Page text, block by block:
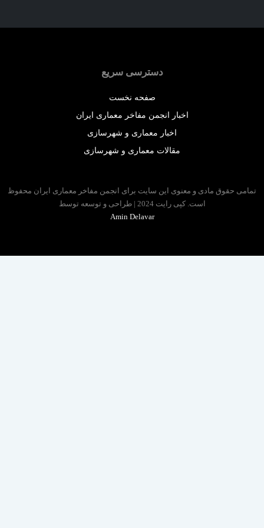
دسترسی سریع
صفحه نخست
اخبار انجمن مفاخر معماری ایران
اخبار معماری و شهرسازی
مقالات معماری و شهرسازی
حقوق مادی و معنوی این سایت برای انجمن مفاخر معماری ایران محفوظ
است. کپی رایت 2024 | طراحی و توسعه توسط
Amin Delavar